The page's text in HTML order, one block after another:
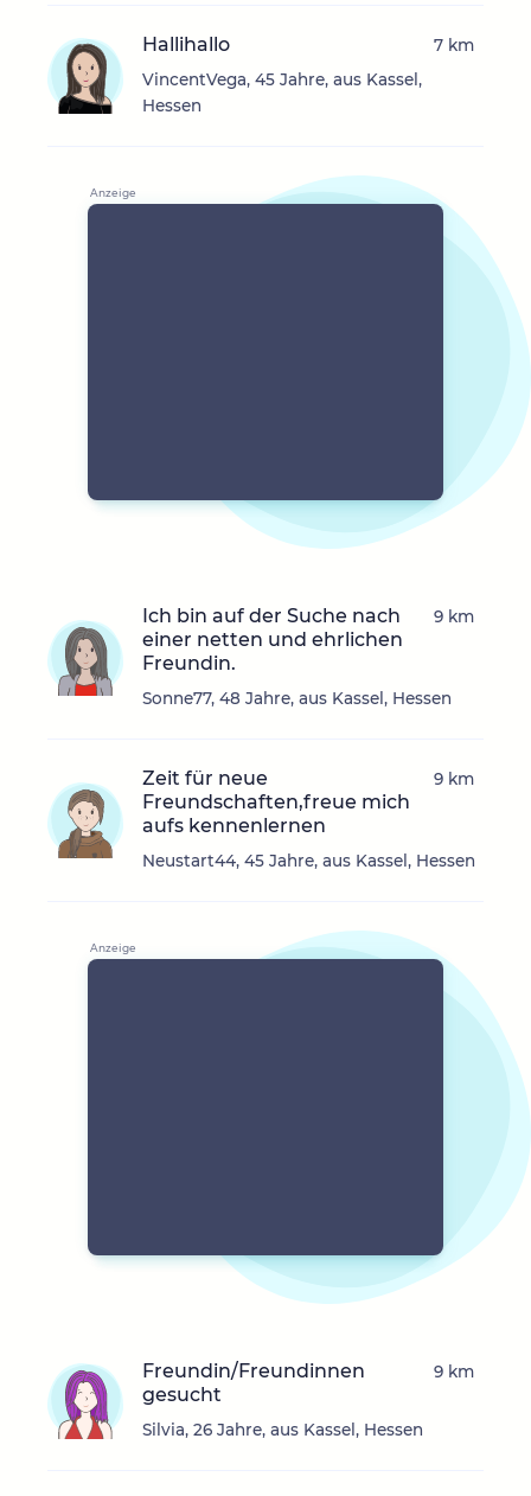
Hallihallo
VincentVega, 45 Jahre, aus Kassel,
Hessen
7 km
Ich bin auf der Suche nach
einer netten und ehrlichen
Freundin.
Sonne77, 48 Jahre, aus Kassel, Hessen
9 km
Zeit für neue
Freundschaften,freue mich
aufs kennenlernen
Neustart44, 45 Jahre, aus Kassel, Hessen
9 km
Freundin/Freundinnen
gesucht
Silvia, 26 Jahre, aus Kassel, Hessen
9 km